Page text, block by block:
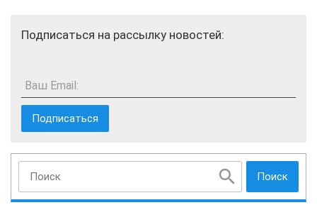
Поиск
Подписаться на рассылку новостей:
Ваш Email: